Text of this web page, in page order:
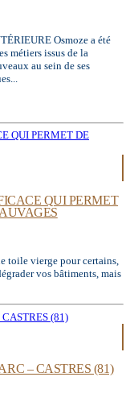
Osmoze a été
métiers issus de la
au sein de ses
QUI PERMET
toile vierge pour certains,
vos bâtiments, mais
– CASTRES (81)